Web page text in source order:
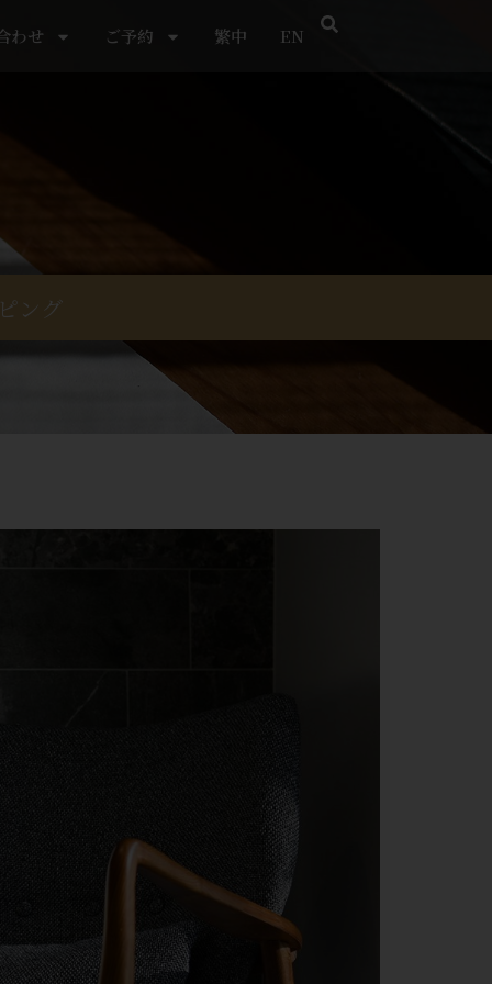
わせ ご予約 繁中 EN
ング